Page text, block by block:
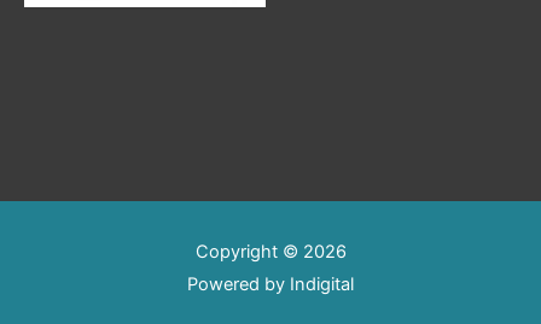
Copyright © 2026
Powered by Indigital